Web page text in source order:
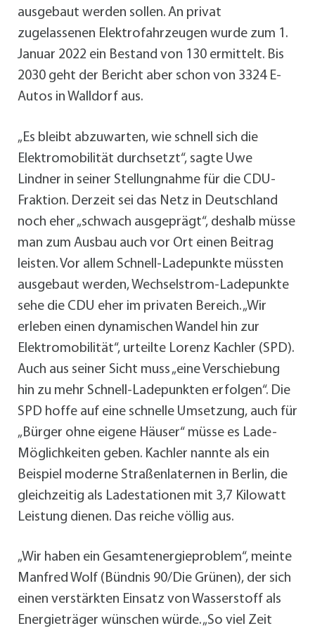
ausgebaut werden sollen. An privat
zugelassenen Elektrofahrzeugen wurde zum 1.
Januar 2022 ein Bestand von 130 ermittelt. Bis
2030 geht der Bericht aber schon von 3324 E-
Autos in Walldorf aus.
„Es bleibt abzuwarten, wie schnell sich die
Elektromobilität durchsetzt“, sagte Uwe
Lindner in seiner Stellungnahme für die CDU-
Fraktion. Derzeit sei das Netz in Deutschland
noch eher „schwach ausgeprägt“, deshalb müsse
man zum Ausbau auch vor Ort einen Beitrag
leisten. Vor allem Schnell-Ladepunkte müssten
ausgebaut werden, Wechselstrom-Ladepunkte
sehe die CDU eher im privaten Bereich. „Wir
erleben einen dynamischen Wandel hin zur
Elektromobilität“, urteilte Lorenz Kachler (SPD).
Auch aus seiner Sicht muss „eine Verschiebung
hin zu mehr Schnell-Ladepunkten erfolgen“. Die
SPD hoffe auf eine schnelle Umsetzung, auch für
„Bürger ohne eigene Häuser“ müsse es Lade-
Möglichkeiten geben. Kachler nannte als ein
Beispiel moderne Straßenlaternen in Berlin, die
gleichzeitig als Ladestationen mit 3,7 Kilowatt
Leistung dienen. Das reiche völlig aus.
„Wir haben ein Gesamtenergieproblem“, meinte
Manfred Wolf (Bündnis 90/Die Grünen), der sich
einen verstärkten Einsatz von Wasserstoff als
Energieträger wünschen würde. „So viel Zeit